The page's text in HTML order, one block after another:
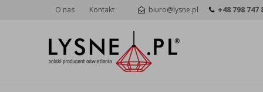
O nas Kontakt biuro@lysne.pl +48 798 747